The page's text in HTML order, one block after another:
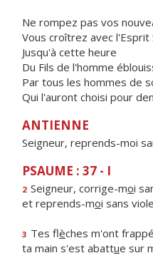
Ne rompez pas vos
Vous croîtrez avec l'Esprit
Jusqu'à cette heure
Du Fils de l'homme
Par tous les hommes de
Qui l'auront choisi pour
ANTIENNE
Seigneur, reprends-moi
PSAUME : 37 - I
2 Seigneur, corrige-moi
et reprends-moi sans
3 Tes flèches m'ont
ta main s'est abattue sur